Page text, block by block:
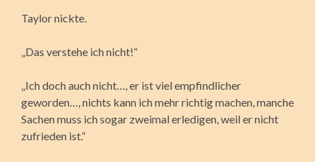
Taylor nickte.
„Das verstehe ich nicht!“
„Ich doch auch nicht…, er ist viel empfindlicher
geworden…, nichts kann ich mehr richtig machen, manche
Sachen muss ich sogar zweimal erledigen, weil er nicht
zufrieden ist.“